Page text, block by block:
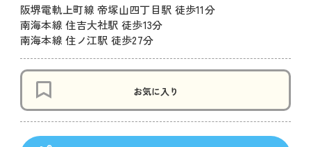
阪堺電軌上町線 帝塚山四丁目駅 徒歩11分
南海本線 住吉大社駅 徒歩13分
南海本線 住ノ江駅 徒歩27分
お気に入り